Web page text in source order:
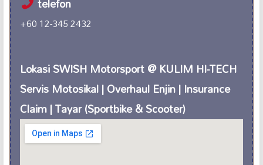
+60 12-345 2432
Lokasi SWISH Motorsport @ KULIM HI-TECH
Servis Motosikal | Overhaul Enjin | Insurance
Claim | Tayar (Sportbike & Scooter)